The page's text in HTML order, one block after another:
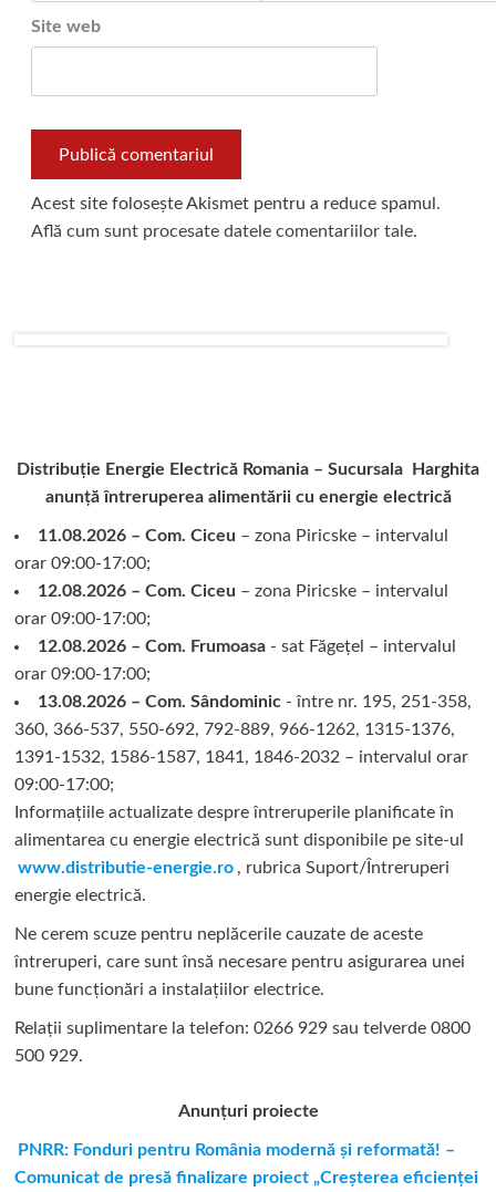
Site web
Acest site folosește Akismet pentru a reduce spamul.
Află cum sunt procesate datele comentariilor tale.
Distribuție Energie Electrică Romania – Sucursala Harghita
anunță întreruperea alimentării cu energie electrică
11.08.2026 – Com. Ciceu – zona Piricske – intervalul
orar 09:00-17:00;
12.08.2026 – Com. Ciceu – zona Piricske – intervalul
orar 09:00-17:00;
12.08.2026 – Com. Frumoasa- sat Făgețel – intervalul
orar 09:00-17:00;
13.08.2026 – Com. Sândominic- între nr. 195, 251-358,
360, 366-537, 550-692, 792-889, 966-1262, 1315-1376,
1391-1532, 1586-1587, 1841, 1846-2032 – intervalul orar
09:00-17:00;
Informațiile actualizate despre întreruperile planificate în
alimentarea cu energie electrică sunt disponibile pe site-ul
www.distributie-energie.ro , rubrica Suport/Întreruperi
energie electrică.
Ne cerem scuze pentru neplăcerile cauzate de aceste
întreruperi, care sunt însă necesare pentru asigurarea unei
bune funcționări a instalațiilor electrice.
Relații suplimentare la tel efon: 0266 929 sau telverde 0800
500 929.
Anunțuri proiecte
PNRR: Fonduri pentru România modernă şi reformată! –
Comunicat de presă finalizare proiect „Creşterea eficienţei